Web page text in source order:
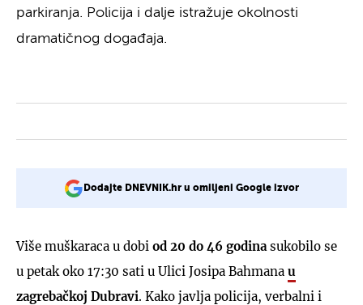
parkiranja. Policija i dalje istražuje okolnosti
dramatičnog događaja.
Dodajte DNEVNIK.hr u omiljeni Google izvor
Više muškaraca u dobi od 20 do 46 godina sukobilo se
u petak oko 17:30 sati u Ulici Josipa Bahmana u
zagrebačkoj Dubravi. Kako javlja policija, verbalni i